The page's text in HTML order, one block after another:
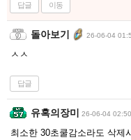
답글 이동
돌아보기 26-06-04
ㅅㅅ
답글
유혹의장미 26-06-04 02:50
최소한 30초쿨감소라도 삭제